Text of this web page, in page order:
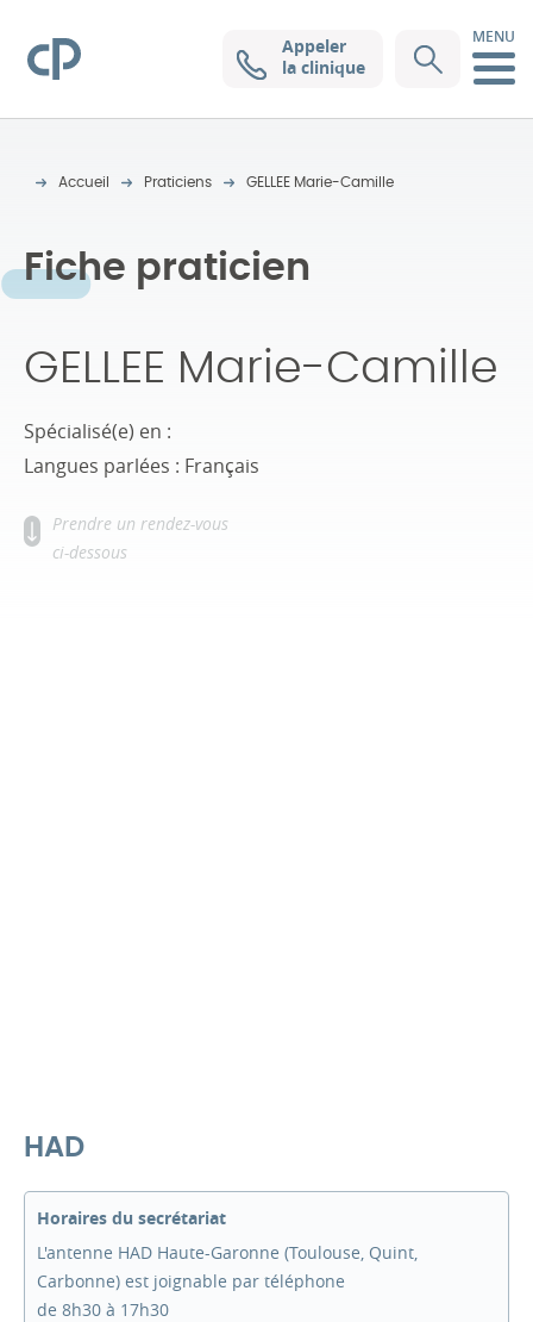
Clinique Pasteur
Appeler
la clinique
MENU
Accueil Praticiens GELLEE Marie-Camille
Fiche praticien
GELLEE Marie-Camille
Spécialisé(e) en :
Langues parlées : Français
Prendre un rendez-vous
ci-dessous
HAD
Horaires du secrétariat
L'antenne HAD Haute-Garonne (Toulouse, Quint,
Carbonne) est joignable par téléphone
de 8h30 à 17h30